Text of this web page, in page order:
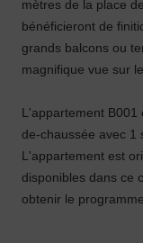
mètres de la place
bénéficieront de
grands balcons ou
magnifique vue sur
L'appartement
de-chaussée avec 1
L'appartement est
disponibles dans ce
obtenir le